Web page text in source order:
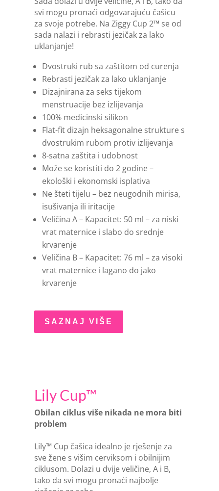
svi mogu pronaći odgovarajuću čašicu
za svoje potrebe. Na Ziggy Cup 2™ se od
sada nalazi i rebrasti jezičak za lako
uklanjanje!
Dvostruki rub sa zaštitom od curenja
Rebrasti jezičak za lako uklanjanje
Dizajnirana za seks tijekom
menstruacije bez izlijevanja
100% medicinski silikon
Flat-fit dizajn heksagonalne strukture s
dvostrukim rubom protiv izlijevanja
8-satna zaštita i udobnost
Može se koristiti do 2 godine –
ekološki i ekonomski isplativa
Ne šteti tijelu – bez neugodnih mirisa,
isušivanja ili iritacije
Veličina A – Kapacitet: 50 ml – za niski
vrat maternice i slabo do srednje
krvarenje
Veličina B – Kapacitet: 76 ml – za visoki
vrat maternice i lagano do jako
krvarenje
SAZNAJ VIŠE
Lily Cup™
Obilan ciklus više nikada ne mora biti
problem
Lily™ Cup čašica idealno je rješenje za
sve žene s višim cerviksom i obilnijim
ciklusom. Dolazi u dvije veličine, A i B,
tako da svi mogu pronaći najbolje